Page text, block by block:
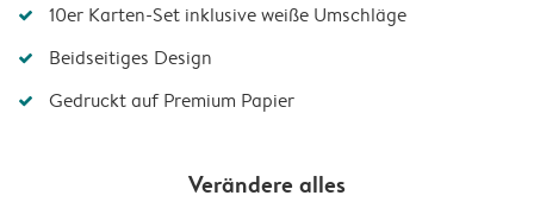
10er Karten-Set inklusive weiße Umschläge
Beidseitiges Design
Gedruckt auf Premium Papier
Verändere alles